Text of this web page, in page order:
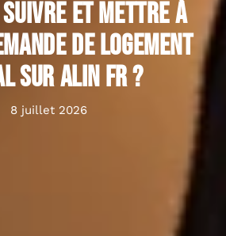
suivre et mettre à
de logement
sur alin fr ?
8 juillet 2026